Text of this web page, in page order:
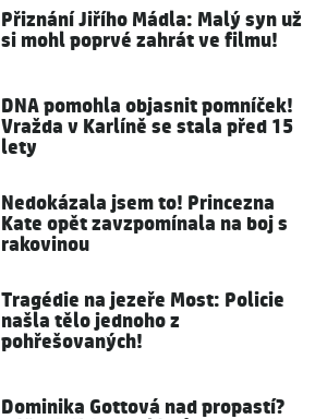
Přiznání Jiřího Mádla: Malý syn už
si mohl poprvé zahrát ve filmu!
DNA pomohla objasnit pomníček!
Vražda v Karlíně se stala před 15
lety
Nedokázala jsem to! Princezna
Kate opět zavzpomínala na boj s
rakovinou
Tragédie na jezeře Most: Policie
našla tělo jednoho z
pohřešovaných!
Dominika Gottová nad propastí?